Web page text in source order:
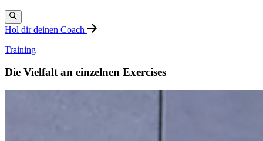
Hol dir deinen Coach
Training
Die Vielfalt an einzelnen Exercises